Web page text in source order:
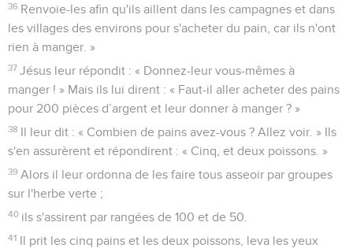
36 Renvoie-les afin qu'ils aillent dans les campagnes et dans
les villages des environs pour s'acheter du pain, car ils n'ont
rien à manger. »
37 Jésus leur répondit : « Donnez-leur vous-mêmes à
manger ! » Mais ils lui dirent : « Faut-il aller acheter des pains
pour 200 pièces d’argent et leur donner à manger ? »
38 Il leur dit : « Combien de pains avez-vous ? Allez voir. » Ils
s'en assurèrent et répondirent : « Cinq, et deux poissons. »
39 Alors il leur ordonna de les faire tous asseoir par groupes
sur l'herbe verte ;
40 ils s'assirent par rangées de 100 et de 50.
41 Il prit les cinq pains et les deux poissons, leva les yeux